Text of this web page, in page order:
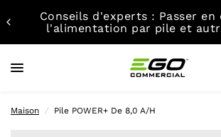
Conseils d'experts : Passer en
l'alimentation par pile et
Maison / Pile POWER+ De 8,0 A/h